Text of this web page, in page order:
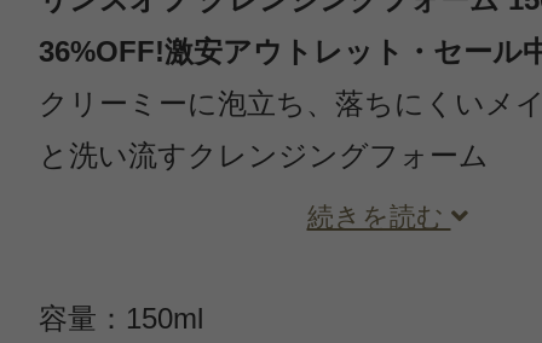
36%OFF!激安アウトレット・セール
クリーミーに泡立ち、落ちにくいメ
と洗い流すクレンジングフォーム
続きを読む
容量：150ml